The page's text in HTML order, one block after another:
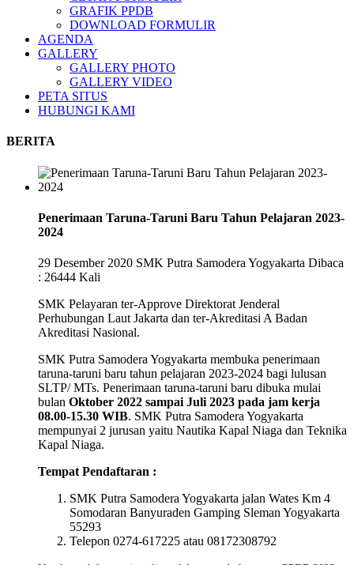
GRAFIK PPDB
DOWNLOAD FORMULIR
AGENDA
GALLERY
GALLERY PHOTO
GALLERY VIDEO
PETA SITUS
HUBUNGI KAMI
BERITA
Penerimaan Taruna-Taruni Baru Tahun Pelajaran 2023-
2024
29 Desember 2020 SMK Putra Samodera Yogyakarta Dibaca
: 26444 Kali
SMK Pelayaran ter-Approve Direktorat Jenderal
Perhubungan Laut Jakarta dan ter-Akreditasi A Badan
Akreditasi Nasional.
SMK Putra Samodera Yogyakarta membuka penerimaan
taruna-taruni baru tahun pelajaran 2023-2024 bagi lulusan
SLTP/ MTs. Penerimaan taruna-taruni baru dibuka mulai
bulan Oktober 2022 sampai Juli 2023 pada jam kerja
08.00-15.30 WIB. SMK Putra Samodera Yogyakarta
mempunyai 2 jurusan yaitu Nautika Kapal Niaga dan Teknika
Kapal Niaga.
Tempat Pendaftaran :
SMK Putra Samodera Yogyakarta jalan Wates Km 4
Somodaran Banyuraden Gamping Sleman Yogyakarta
55293
Telepon 0274-617225 atau 08172308792